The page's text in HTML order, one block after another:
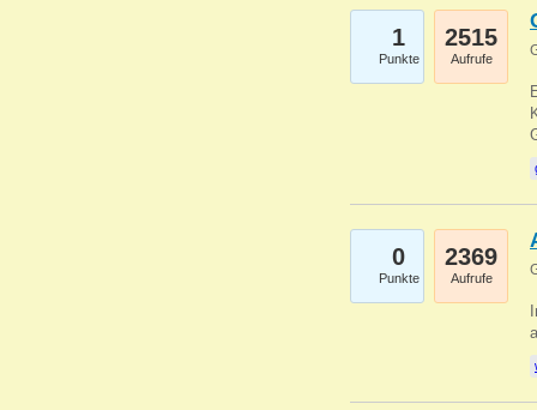
1
Punkte
2515
Aufrufe
0
Punkte
2369
Aufrufe